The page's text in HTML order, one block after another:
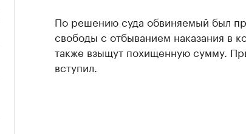
По решению суда обвиняемый был
свободы с отбыванием наказания в
также взыщут похищенную сумму.
вступил.